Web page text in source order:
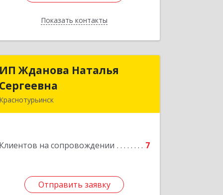
Показать контакты
Назад
ИП Жданова Наталья
Сергеевна
Краснотурьинск
Клиентов на сопровождении 7
Отправить заявку
ИП Жданова Наталья
Отправить заявку